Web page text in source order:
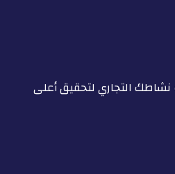
التجاري لتحقيق أعلى